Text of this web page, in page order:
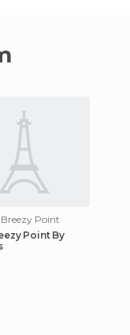
Breezy Point
Point By